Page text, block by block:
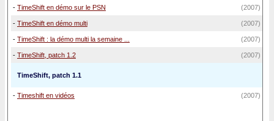
- TimeShift en démo sur le PSN (2007)
- TimeShift en démo multi (2007)
- TimeShift : la démo multi la semaine ... (2007)
- TimeShift, patch 1.2 (2007)
TimeShift, patch 1.1
- Timeshift en vidéos (2007)